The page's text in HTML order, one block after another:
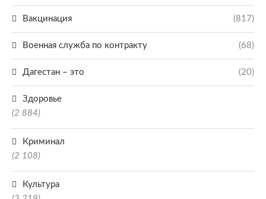
Вакцинация (817)
Военная служба по контракту (68)
Дагестан – это (20)
Здоровье
(2 884)
Криминал
(2 108)
Культура